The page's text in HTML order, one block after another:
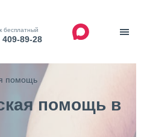
бесплатный
409-89-28
помощь
помощь в